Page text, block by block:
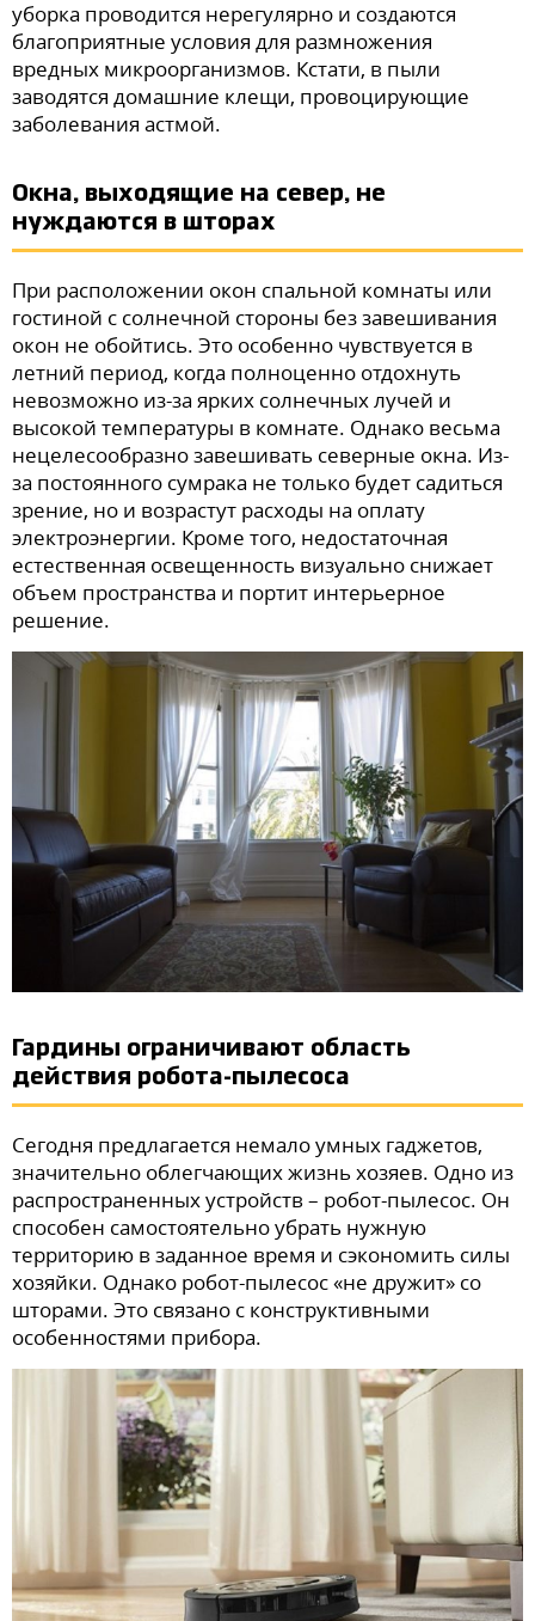
уборка проводится нерегулярно и создаются
благоприятные условия для размножения
вредных микроорганизмов. Кстати, в пыли
заводятся домашние клещи, провоцирующие
заболевания астмой.
Окна, выходящие на север, не
нуждаются в шторах
При расположении окон спальной комнаты или
гостиной с солнечной стороны без завешивания
окон не обойтись. Это особенно чувствуется в
летний период, когда полноценно отдохнуть
невозможно из-за ярких солнечных лучей и
высокой температуры в комнате. Однако весьма
нецелесообразно завешивать северные окна. Из-
за постоянного сумрака не только будет садиться
зрение, но и возрастут расходы на оплату
электроэнергии. Кроме того, недостаточная
естественная освещенность визуально снижает
объем пространства и портит интерьерное
решение.
Гардины ограничивают область
действия робота-пылесоса
Сегодня предлагается немало умных гаджетов,
значительно облегчающих жизнь хозяев. Одно из
распространенных устройств – робот-пылесос. Он
способен самостоятельно убрать нужную
территорию в заданное время и сэкономить силы
хозяйки. Однако робот-пылесос «не дружит» со
шторами. Это связано с конструктивными
особенностями прибора.